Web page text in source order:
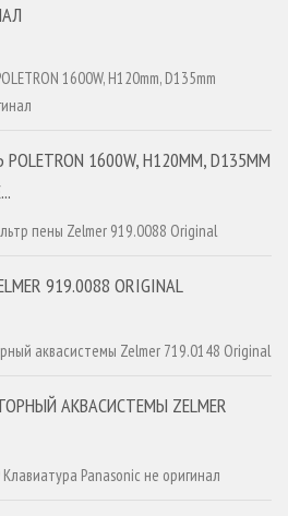
1600W, H120MM, D135MM
919.0088 ORIGINAL
АКВАСИСТЕМЫ ZELMER